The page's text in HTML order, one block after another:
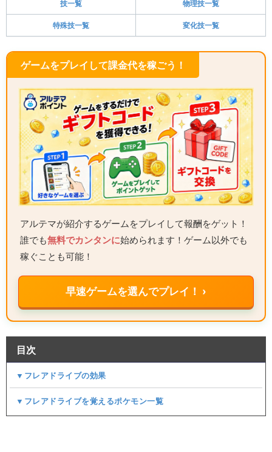
技一覧 物理技一覧
特殊技一覧 変化技一覧
ゲームをプレイして課金代を稼ごう！
アルテマが紹介するゲームをプレイして報酬をゲット！
誰でも無料でカンタンに始められます！ゲーム以外でも
稼ぐことも可能！
早速ゲームを選んでプレイ！ ›
目次
▼フレアドライブの効果
▼フレアドライブを覚えるポケモン一覧